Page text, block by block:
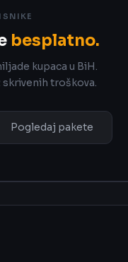
besplatno.
kupaca u BiH.
troškova.
Pogledaj pakete